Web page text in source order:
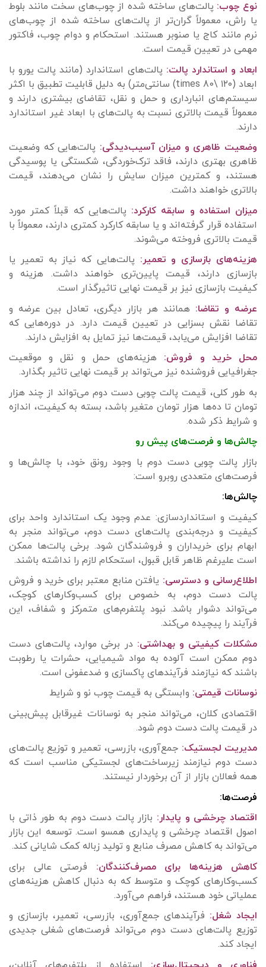
نوع چوب: پالت‌های ساخته شده از چوب‌های سخت مانند بلوط
یا راش، معمولاً گران‌تر از پالت‌های ساخته شده از چوب‌های
نرم مانند کاج یا صنوبر هستند. استحکام و دوام چوب، فاکتور
مهمی در تعیین قیمت است.
ابعاد و استاندارد پالت: پالت‌های استاندارد (مانند پالت یورو با
ابعاد (۱۲۰ \times 80) سانتی‌متر) به دلیل قابلیت تطبیق با اکثر
سیستم‌های انبارداری و حمل و نقل، تقاضای بیشتری دارند و
معمولاً قیمت بالاتری نسبت به پالت‌های با ابعاد غیر استاندارد
دارند.
وضعیت ظاهری و میزان آسیب‌دیدگی: پالت‌هایی که وضعیت
ظاهری بهتری دارند، فاقد ترک‌خوردگی، شکستگی یا پوسیدگی
هستند، و کمترین میزان سایش را نشان می‌دهند، قیمت
بالاتری خواهند داشت.
میزان استفاده و سابقه کارکرد: پالت‌هایی که قبلاً کمتر مورد
استفاده قرار گرفته‌اند و یا سابقه کارکرد کمتری دارند، معمولاً با
قیمت بالاتری فروخته می‌شوند.
هزینه‌های بازسازی و تعمیر: پالت‌هایی که نیاز به تعمیر یا
بازسازی دارند، قیمت پایین‌تری خواهند داشت. هزینه و
کیفیت بازسازی نیز بر قیمت نهایی تاثیرگذار است.
عرضه و تقاضا: همانند هر بازار دیگری، تعادل بین عرضه و
تقاضا نقش بسزایی در تعیین قیمت دارد. در دوره‌هایی که
تقاضا افزایش می‌یابد، قیمت‌ها نیز تمایل به افزایش دارند.
محل خرید و فروش: هزینه‌های حمل و نقل و موقعیت
جغرافیایی فروشنده نیز می‌تواند بر قیمت نهایی تاثیر بگذارد.
به طور کلی، قیمت پالت چوبی دست دوم می‌تواند از چند هزار
تومان تا ده‌ها هزار تومان متغیر باشد، بسته به کیفیت، اندازه
و شرایط ذکر شده.
چالش‌ها و فرصت‌های پیش رو
بازار پالت چوبی دست دوم با وجود رونق خود، با چالش‌ها و
فرصت‌های متعددی روبرو است:
چالش‌ها:
کیفیت و استانداردسازی: عدم وجود یک استاندارد واحد برای
کیفیت و درجه‌بندی پالت‌های دست دوم، می‌تواند منجر به
ابهام برای خریداران و فروشندگان شود. برخی پالت‌ها ممکن
است علیرغم ظاهر قابل قبول، استحکام لازم را نداشته باشند.
اطلاع‌رسانی و دسترسی: یافتن منابع معتبر برای خرید و فروش
پالت دست دوم، به خصوص برای کسب‌وکارهای کوچک،
می‌تواند دشوار باشد. نبود پلتفرم‌های متمرکز و شفاف، این
فرآیند را پیچیده می‌کند.
مشکلات کیفیتی و بهداشتی: در برخی موارد، پالت‌های دست
دوم ممکن است آلوده به مواد شیمیایی، حشرات یا رطوبت
باشند که نیازمند فرآیندهای پاکسازی و ضدعفونی است.
نوسانات قیمتی: وابستگی به قیمت چوب نو و شرایط
اقتصادی کلان، می‌تواند منجر به نوسانات غیرقابل پیش‌بینی
در قیمت پالت دست دوم شود.
مدیریت لجستیک: جمع‌آوری، بازرسی، تعمیر و توزیع پالت‌های
دست دوم نیازمند زیرساخت‌های لجستیکی مناسب است که
همه فعالان بازار از آن برخوردار نیستند.
فرصت‌ها:
اقتصاد چرخشی و پایدار: بازار پالت دست دوم به طور ذاتی با
اصول اقتصاد چرخشی و پایداری همسو است. توسعه این بازار
می‌تواند به کاهش مصرف منابع و تولید زباله کمک شایانی کند.
کاهش هزینه‌ها برای مصرف‌کنندگان: فرصتی عالی برای
کسب‌وکارهای کوچک و متوسط که به دنبال کاهش هزینه‌های
عملیاتی خود هستند، فراهم می‌آورد.
ایجاد شغل: فرآیندهای جمع‌آوری، بازرسی، تعمیر، بازسازی و
توزیع پالت‌های دست دوم می‌تواند فرصت‌های شغلی جدیدی
ایجاد کند.